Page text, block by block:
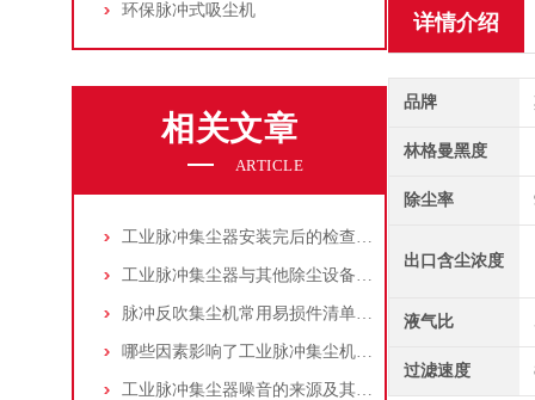
环保脉冲式吸尘机
相关文章
ARTICLE
工业脉冲集尘器安装完后的检查工作详解
工业脉冲集尘器与其他除尘设备的比较
脉冲反吹集尘机常用易损件清单与更换周期建议
哪些因素影响了工业脉冲集尘机的使用寿命？
工业脉冲集尘器噪音的来源及其控制策略
详情介绍
品牌
林格曼黑度
除尘率
出口含尘浓度
液气比
过滤速度